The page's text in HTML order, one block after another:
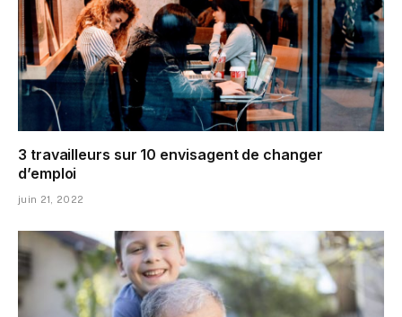
3 travailleurs sur 10 envisagent de changer
d’emploi
juin 21, 2022